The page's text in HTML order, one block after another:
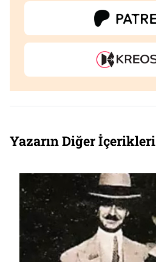
Yazarın Diğer İçerikleri